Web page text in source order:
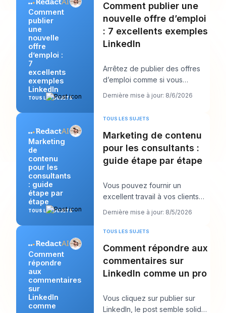
Comment
publier
une
nouvelle
offre
d’emploi :
7
excellents
exemples
LinkedIn
TOUS LES SUJETS
Comment publier une
nouvelle offre d’emploi
: 7 excellents exemples
LinkedIn
Arrêtez de publier des offres
d’emploi comme si vous
remplissiez des formulaires et
commencez à les
Dernière mise à jour: 8/6/2026
Marketing
de
contenu
pour les
consultants
: guide
étape par
étape
TOUS LES SUJETS
TOUS LES SUJETS
Marketing de contenu
pour les consultants :
guide étape par étape
Vous pouvez fournir un
excellent travail à vos clients
tout en vous sentant
étrangement invisible en
Dernière mise à jour: 8/5/2026
Comment
répondre
aux
commentaires
sur
LinkedIn
comme
TOUS LES SUJETS
Comment répondre aux
commentaires sur
LinkedIn comme un pro
Vous cliquez sur publier sur
LinkedIn, le post semble solide,